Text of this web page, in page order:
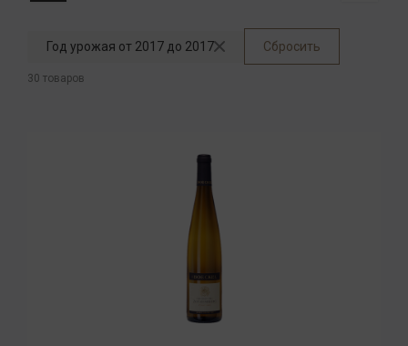
Год урожая от 2017 до 2017 Сбросить
30 товаров